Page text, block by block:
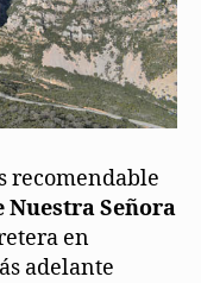
recomendable
Nuestra Señora
en
adelante